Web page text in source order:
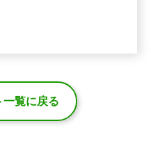
一覧に戻る